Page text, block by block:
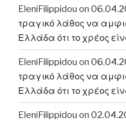
EleniFilippidou on
τραγικό λάθος να
Ελλάδα ότι το χρέος
EleniFilippidou on
τραγικό λάθος να
Ελλάδα ότι το χρέος
EleniFilippidou on